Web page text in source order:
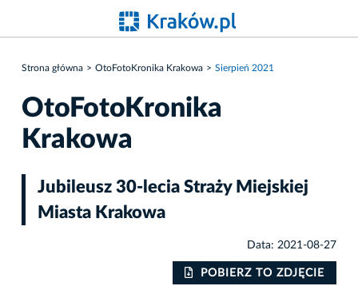
Strona główna OtoFotoKronika Krakowa Sierpień 2021
OtoFotoKronika
Krakowa
Jubileusz 30-lecia Straży Miejskiej
Miasta Krakowa
Data: 2021-08-27
POBIERZ TO ZDJĘCIE